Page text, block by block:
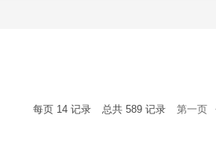
每页 14 记录 总共 589 记录 第一页